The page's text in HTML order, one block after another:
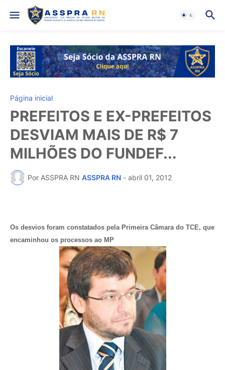
Página inicial
PREFEITOS E EX-PREFEITOS
DESVIAM MAIS DE R$ 7
MILHÕES DO FUNDEF...
Por ASSPRA RN ASSPRA RN - abril 01, 2012
Os desvios foram constatados pela Primeira Câmara do TCE, que
encaminhou os processos ao MP